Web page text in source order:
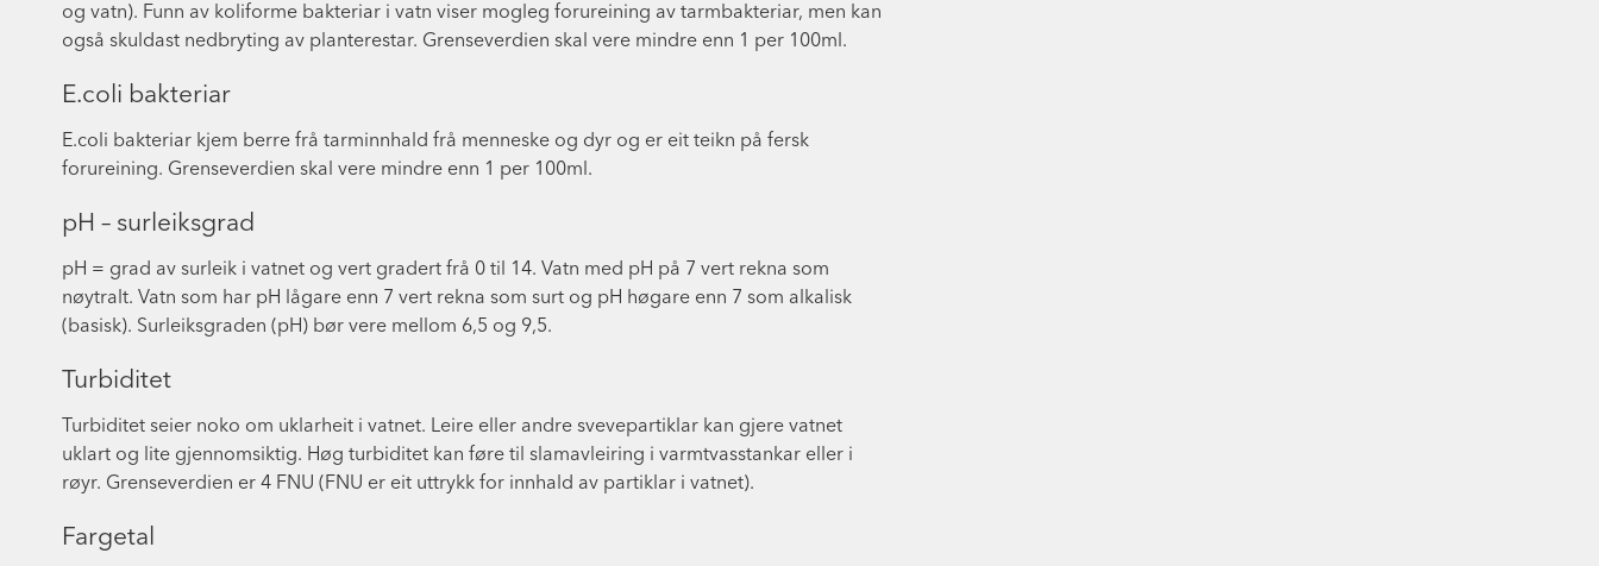
og vatn). Funn av koliforme bakteriar i vatn viser mogleg forureining av tarmbakteriar, men kan
også skuldast nedbryting av planterestar. Grenseverdien skal vere mindre enn 1 per 100ml.
E.coli bakteriar
E.coli bakteriar kjem berre frå tarminnhald frå menneske og dyr og er eit teikn på fersk
forureining. Grenseverdien skal vere mindre enn 1 per 100ml.
pH – surleiksgrad
pH = grad av surleik i vatnet og vert gradert frå 0 til 14. Vatn med pH på 7 vert rekna som
nøytralt. Vatn som har pH lågare enn 7 vert rekna som surt og pH høgare enn 7 som alkalisk
(basisk). Surleiksgraden (pH) bør vere mellom 6,5 og 9,5.
Turbiditet
Turbiditet seier noko om uklarheit i vatnet. Leire eller andre svevepartiklar kan gjere vatnet
uklart og lite gjennomsiktig. Høg turbiditet kan føre til slamavleiring i varmtvasstankar eller i
røyr. Grenseverdien er 4 FNU (FNU er eit uttrykk for innhald av partiklar i vatnet).
Fargetal